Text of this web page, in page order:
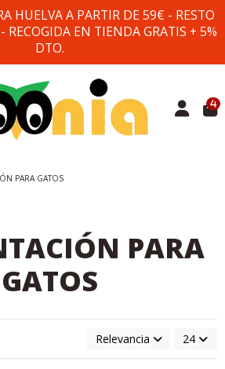
HUELVA A PARTIR DE 59€ - RESTO
EN TIENDA GRATIS + 5%
DTO.
4
PARA GATOS
PARA
GATOS
Relevancia 24